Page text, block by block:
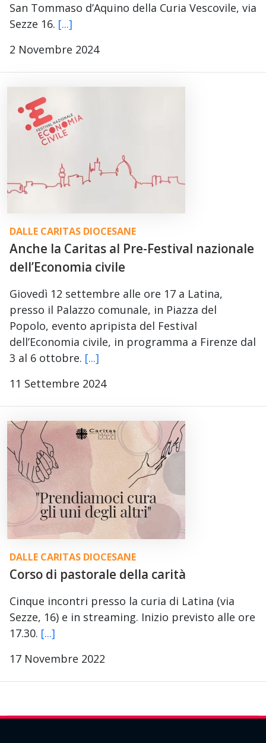
San Tommaso d’Aquino della Curia Vescovile, via
Sezze 16. [...]
2 Novembre 2024
DALLE CARITAS DIOCESANE
Anche la Caritas al Pre-Festival nazionale
dell’Economia civile
Giovedì 12 settembre alle ore 17 a Latina,
presso il Palazzo comunale, in Piazza del
Popolo, evento apripista del Festival
dell’Economia civile, in programma a Firenze dal
3 al 6 ottobre. [...]
11 Settembre 2024
DALLE CARITAS DIOCESANE
Corso di pastorale della carità
Cinque incontri presso la curia di Latina (via
Sezze, 16) e in streaming. Inizio previsto alle ore
17.30. [...]
17 Novembre 2022